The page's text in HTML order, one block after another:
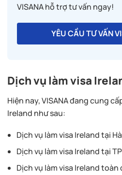
VISANA hỗ trợ tư vấn ngay!
YÊU CẦU TƯ VẤN
Dịch vụ làm visa
Hiện nay, VISANA đang cung
Ireland như sau:
Dịch vụ làm visa Ireland tại
Dịch vụ làm visa Ireland tại
Dịch vụ làm visa Ireland toàn